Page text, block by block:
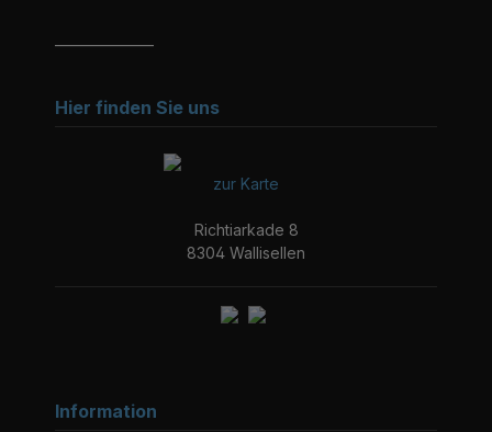
Hier finden Sie uns
zur Karte
Richtiarkade 8
8304 Wallisellen
Information